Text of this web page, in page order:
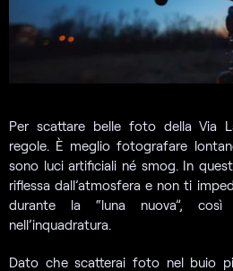
Per scattare belle foto della Via
regole. È meglio fotografare
sono luci artificiali né smog. In
riflessa dall’atmosfera e non ti
durante la “luna nuova”,
nell’inquadratura.
Dato che scatterai foto nel buio